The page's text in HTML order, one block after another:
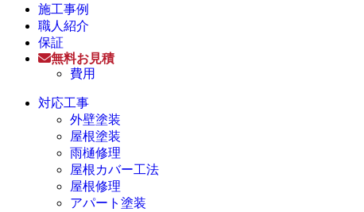
施工事例
職人紹介
保証
無料お見積
費用
対応工事
外壁塗装
屋根塗装
雨樋修理
屋根カバー工法
屋根修理
アパート塗装